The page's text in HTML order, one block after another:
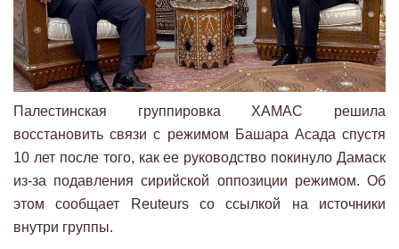
Палестинская группировка ХАМАС решила
восстановить связи с режимом Башара Асада спустя
10 лет после того, как ее руководство покинуло Дамаск
из-за подавления сирийской оппозиции режимом. Об
этом сообщает Reuteurs со ссылкой на источники
внутри группы.